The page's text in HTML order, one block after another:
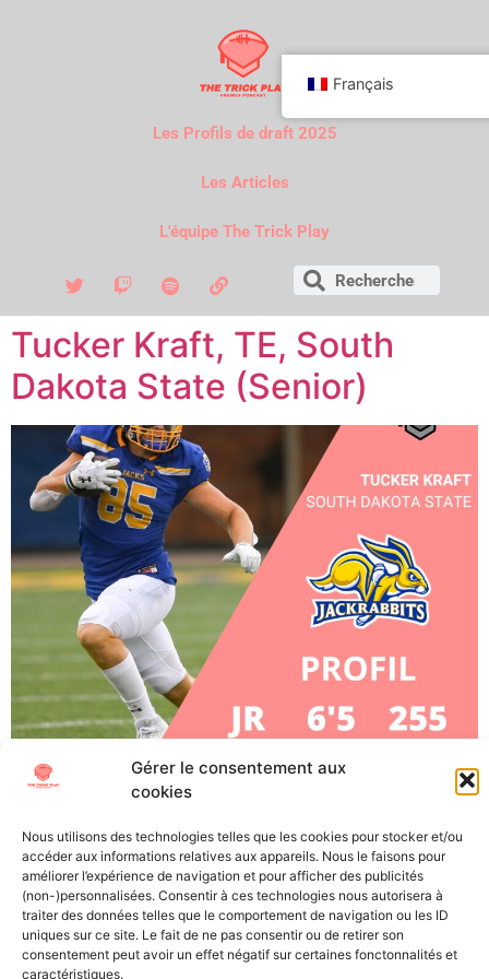
Gérer le consentement aux
cookies
Nous utilisons des technologies telles que les cookies pour stocker et/ou
accéder aux informations relatives aux appareils. Nous le faisons pour
améliorer l’expérience de navigation et pour afficher des publicités
(non-)personnalisées. Consentir à ces technologies nous autorisera à
traiter des données telles que le comportement de navigation ou les ID
uniques sur ce site. Le fait de ne pas consentir ou de retirer son
consentement peut avoir un effet négatif sur certaines fonctonnalités et
caractéristiques.
Les Profils de draft 2025
Les Articles
L'équipe The Trick Play
Tucker Kraft, TE, South
Dakota State (Senior)
Tucker Kraft, TE, South Dakota (Senior) À l’approche de
la Draft NFL 2023, The Trick Play vous propose de vous
Découvrez les futures stars (ou désillusions) de la NFL
grâce à nos « scouting reports », les présentations
détaillées des meilleurs joueurs universitaires. Points
forts : Points […]
Français